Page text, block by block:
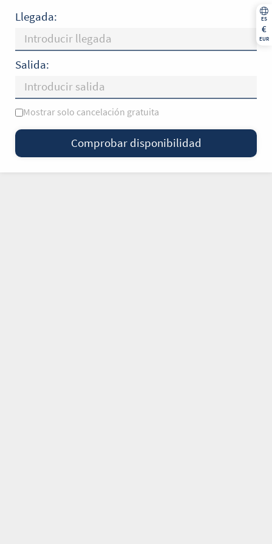
ES
€
EUR
Llegada:
Salida:
L M X J V S D
—= Solo salida ×= Sin disponibilidad
Mostrar solo cancelación gratuita
Comprobar disponibilidad